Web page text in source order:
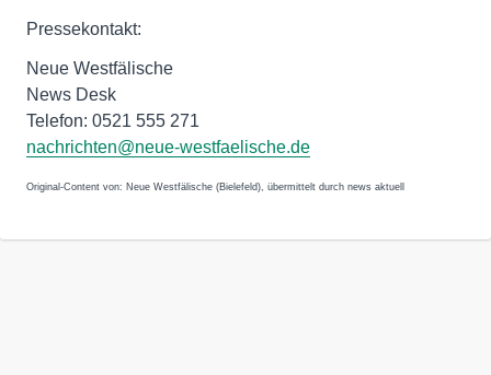
Pressekontakt:
Neue Westfälische
News Desk
Telefon: 0521 555 271
nachrichten@neue-westfaelische.de
Original-Content von: Neue Westfälische (Bielefeld), übermittelt durch news aktuell